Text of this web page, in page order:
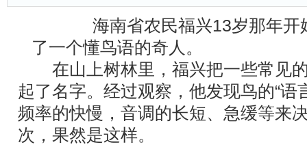
海南省农民福兴13岁那年开
了一个懂鸟语的奇人。
在山上树林里，福兴把一些常见的
起了名字。经过观察，他发现鸟的“语
频率的快慢，音调的长短、急缓等来
次，果然是这样。